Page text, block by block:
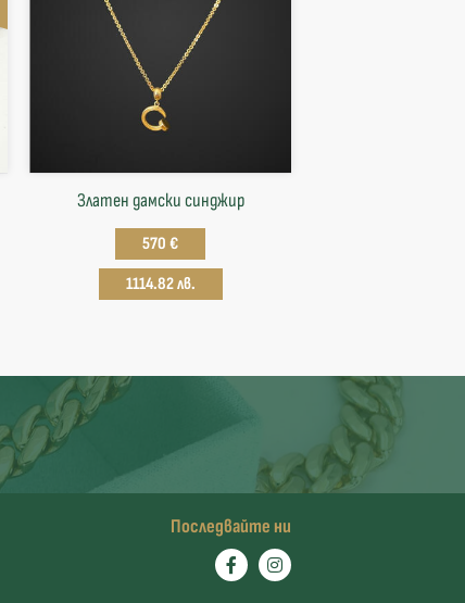
Златен дамски синджир
570 €
1114.82 лв.
Последвайте ни